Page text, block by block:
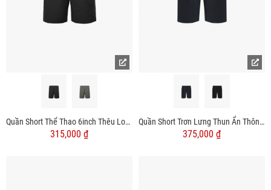
Quần Short Thể Thao 6inch Thêu Logo 4m Form Relax QS082
315,000 ₫
Quần Short Trơn Lưng Thun Ẩn Thông Minh Form Regular QS057
375,000 ₫